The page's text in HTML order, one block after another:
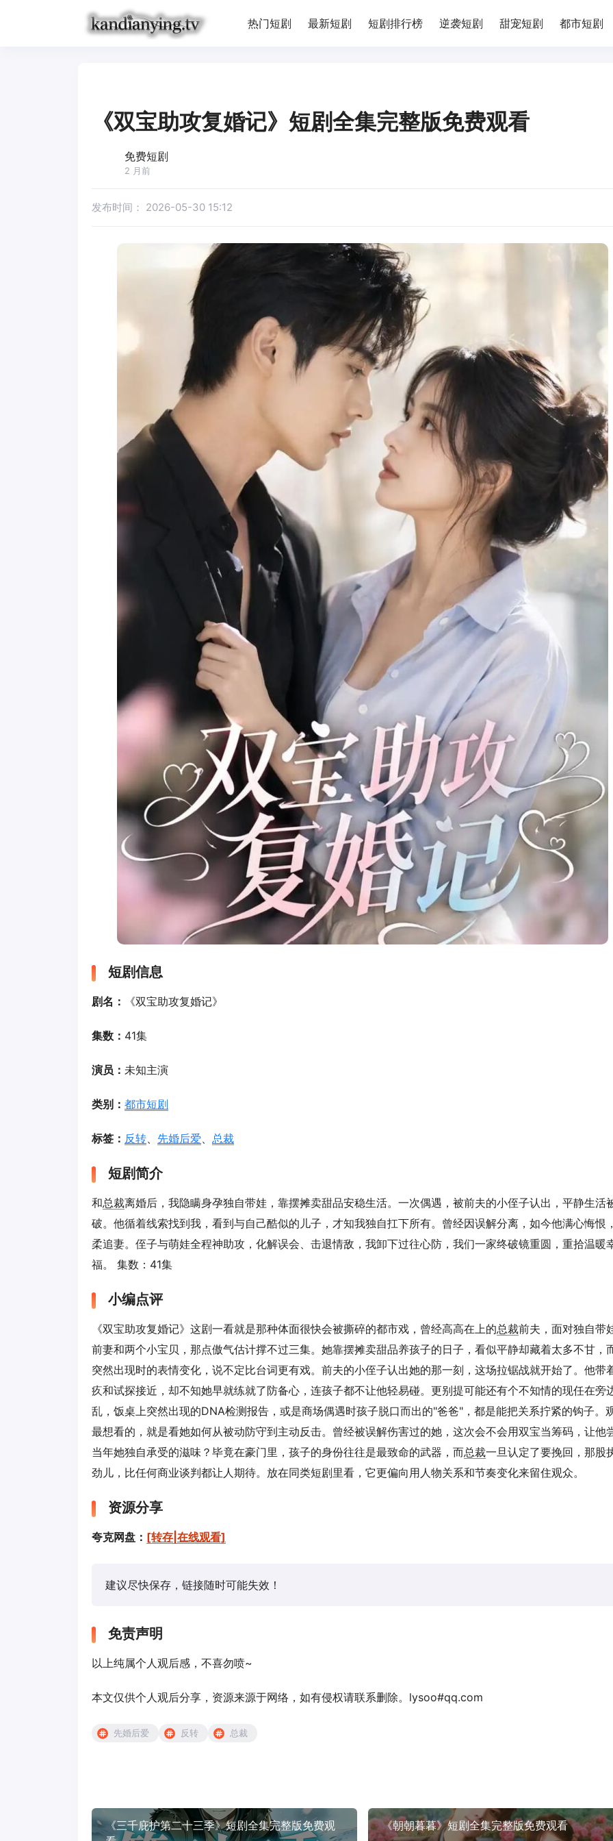
热门短剧 最新短剧 短剧排行榜 逆袭短剧 甜宠短剧 都市短剧
《双宝助攻复婚记》短剧全集完整版免费观看
免费短剧
2 月前
发布时间： 2026-05-30 15:12
短剧信息
剧名： 《双宝助攻复婚记》
集数： 41集
演员： 未知主演
类别： 都市短剧
标签： 反转、 先婚后爱、 总裁
短剧简介
和总裁离婚后，我隐瞒身孕独自带娃，靠摆摊卖甜品安稳生活。一次偶遇，被前夫的小侄子认出，平静生活
破。他循着线索找到我，看到与自己酷似的儿子，才知我独自扛下所有。曾经因误解分离，如今他满心悔恨
柔追妻。侄子与萌娃全程神助攻，化解误会、击退情敌，我卸下过往心防，我们一家终破镜重圆，重拾温暖
福。 集数：41集
小编点评
《双宝助攻复婚记》这剧一看就是那种体面很快会被撕碎的都市戏，曾经高高在上的总裁前夫，面对独自带
前妻和两个小宝贝，那点傲气估计撑不过三集。她靠摆摊卖甜品养孩子的日子，看似平静却藏着太多不甘，
突然出现时的表情变化，说不定比台词更有戏。前夫的小侄子认出她的那一刻，这场拉锯战就开始了。他带
疚和试探接近，却不知她早就练就了防备心，连孩子都不让他轻易碰。更别提可能还有个不知情的现任在旁
乱，饭桌上突然出现的DNA检测报告，或是商场偶遇时孩子脱口而出的"爸爸"，都是能把关系拧紧的钩子。
最想看的，就是看她如何从被动防守到主动反击。曾经被误解伤害过的她，这次会不会用双宝当筹码，让他
当年她独自承受的滋味？毕竟在豪门里，孩子的身份往往是最致命的武器，而总裁一旦认定了要挽回，那股
劲儿，比任何商业谈判都让人期待。放在同类短剧里看，它更偏向用人物关系和节奏变化来留住观众。
资源分享
夸克网盘： [转存|在线观看]
建议尽快保存，链接随时可能失效！
免责声明
以上纯属个人观后感，不喜勿喷~
本文仅供个人观后分享，资源来源于网络，如有侵权请联系删除。lysoo#qq.com
先婚后爱 反转 总裁
《三千庇护第二十三季》短剧全集完整版免费观
《朝朝暮暮》短剧全集完整版免费观看